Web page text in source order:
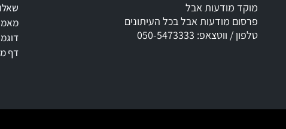
מוקד מודעות אבל
פרסום מודעות אבל בכל העיתונים
טלפון / ווטצאפ: 050-5473333
דף